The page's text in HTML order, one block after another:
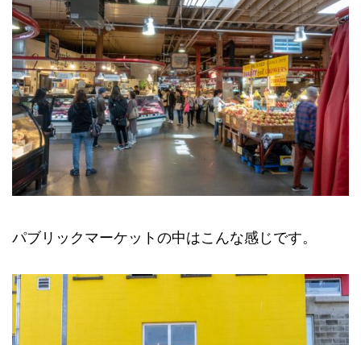
パブリックマーケットの中はこんな感じです。